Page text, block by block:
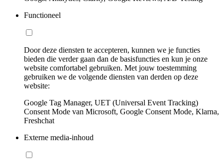
Functioneel
Door deze diensten te accepteren, kunnen we je functies
bieden die verder gaan dan de basisfuncties en kun je onze
website comfortabel gebruiken. Met jouw toestemming
gebruiken we de volgende diensten van derden op deze
website:
Google Tag Manager, UET (Universal Event Tracking)
Consent Mode van Microsoft, Google Consent Mode, Klarna,
Freshchat
Externe media-inhoud